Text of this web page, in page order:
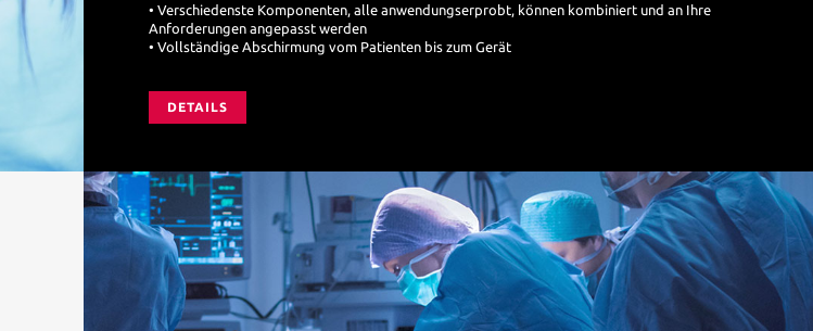
• Verschiedenste Komponenten, alle anwendungserprobt, können kombiniert und an Ihre
Anforderungen angepasst werden
• Vollständige Abschirmung vom Patienten bis zum Gerät
DETAILS